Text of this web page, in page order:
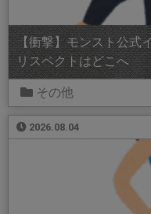
【衝撃】モンスト公式
リスペクトはどこへ
その他
2026.08.04